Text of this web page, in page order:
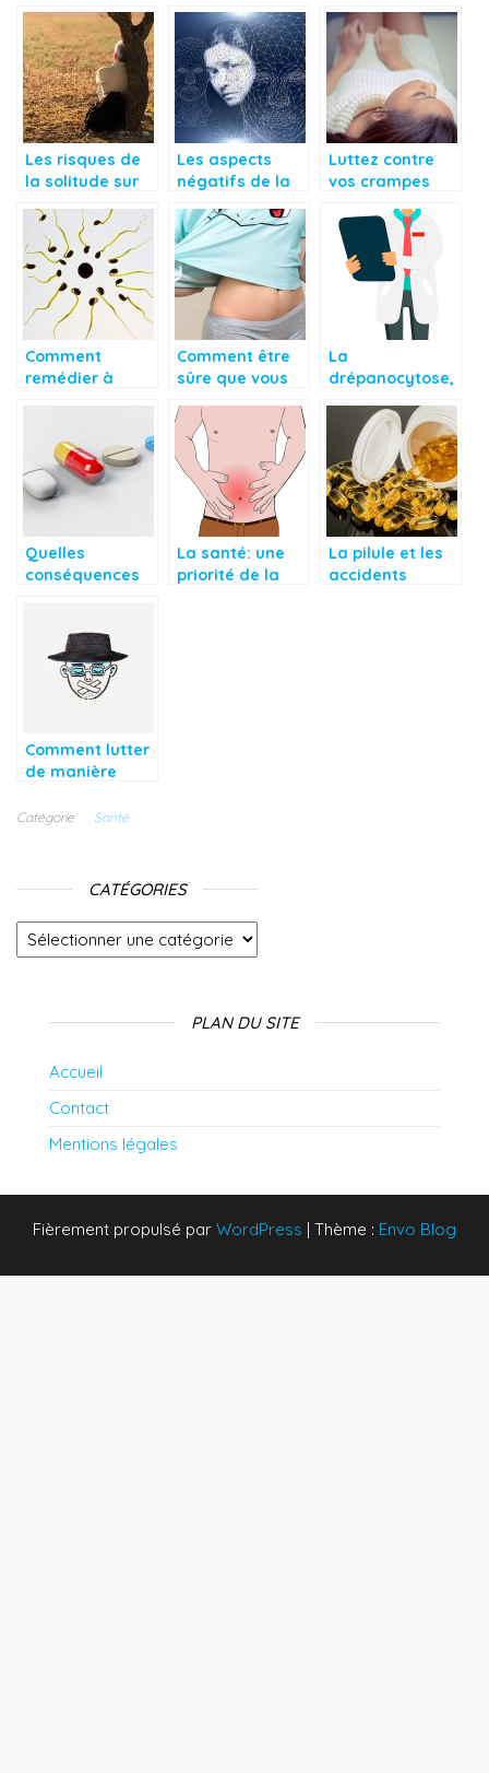
avant le
coucher?
de la peau?
Les risques de
la solitude sur
Les aspects
négatifs de la
changer
Luttez contre
vos crampes
avec ces
astuces
Comment
remédier à
Comment être
sûre que vous
La
drépanocytose,
génétique et
héréditaire
Quelles
conséquences
peuvent
engendrer dans
le long terme
chez les
La santé: une
priorité de la
La pilule et les
accidents
Comment lutter
de manière
le bégaiement ?
Catégorie Santé
CATÉGORIES
Catégories
PLAN DU SITE
Accueil
Contact
Mentions légales
Fièrement propulsé par WordPress | Thème : Envo Blog